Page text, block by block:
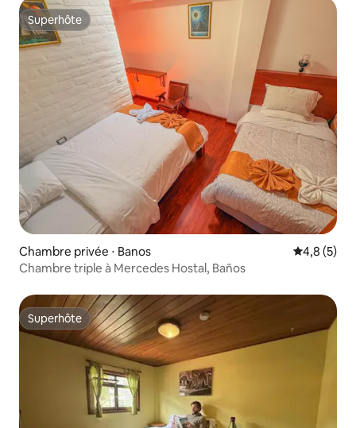
Superhôte
Superhôte
Chambre privée ⋅ Banos Évaluation
4,8 (5)
Chambre triple à Mercedes Hostal, Baños
Superhôte
Superhôte